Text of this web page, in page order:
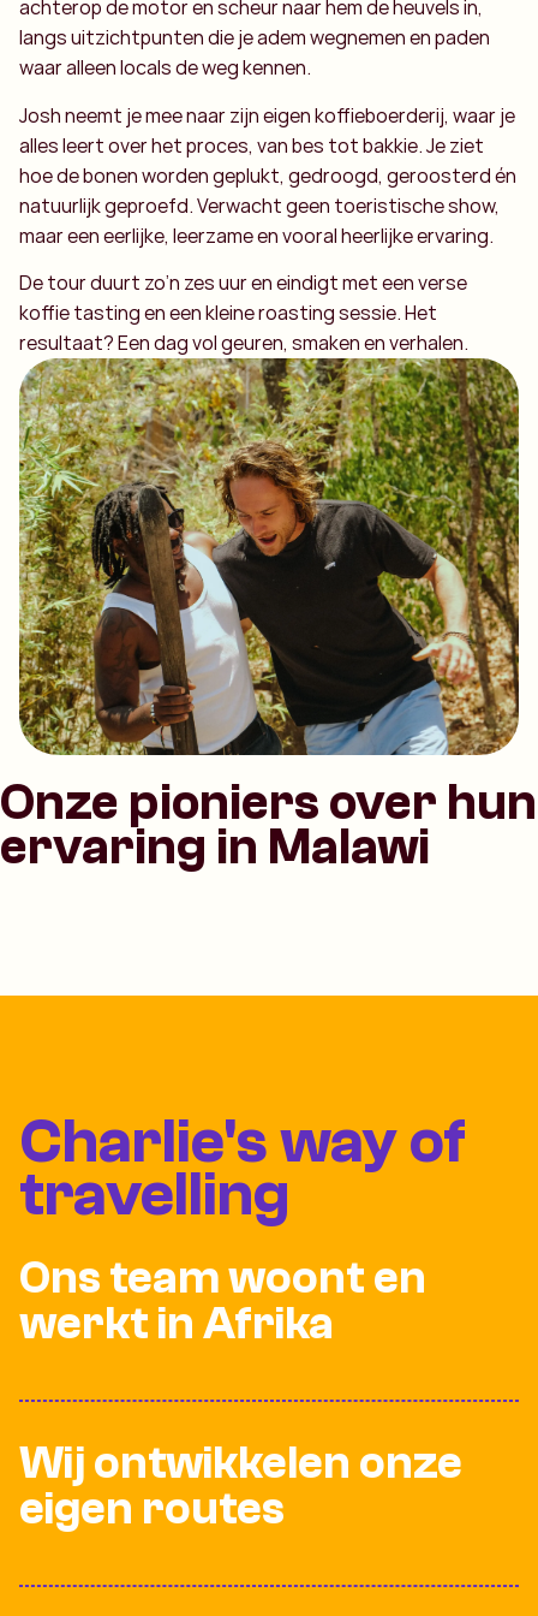
achterop de motor en scheur naar hem de heuvels in,
langs uitzichtpunten die je adem wegnemen en paden
waar alleen locals de weg kennen.
Josh neemt je mee naar zijn eigen koffieboerderij, waar je
alles leert over het proces, van bes tot bakkie. Je ziet
hoe de bonen worden geplukt, gedroogd, geroosterd én
natuurlijk geproefd. Verwacht geen toeristische show,
maar een eerlijke, leerzame en vooral heerlijke ervaring.
De tour duurt zo’n zes uur en eindigt met een verse
koffie tasting en een kleine roasting sessie. Het
resultaat? Een dag vol geuren, smaken en verhalen.
Onze pioniers over hun
ervaring in Malawi
Cookievoorkeuren aanpassen
Charlie's way of
travelling
Ons team woont en
werkt in Afrika
Wij ontwikkelen onze
eigen routes